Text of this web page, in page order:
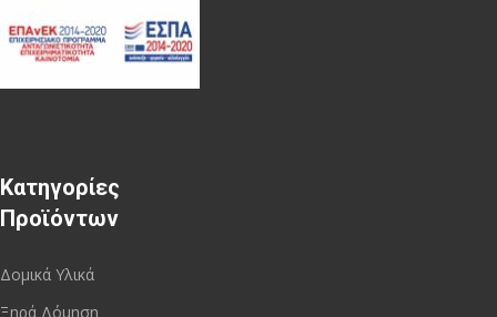
Κατηγορίες
Προϊόντων
Δομικά Υλικά
Ξηρά Δόμηση